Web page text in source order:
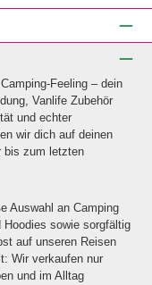
Feeling – dein
Vanlife Zubehör
und echter
wir dich auf deinen
bis zum letzten
Auswahl an Camping
Hoodies sowie sorgfältig
auf unseren Reisen
Wir verkaufen nur
und im Alltag